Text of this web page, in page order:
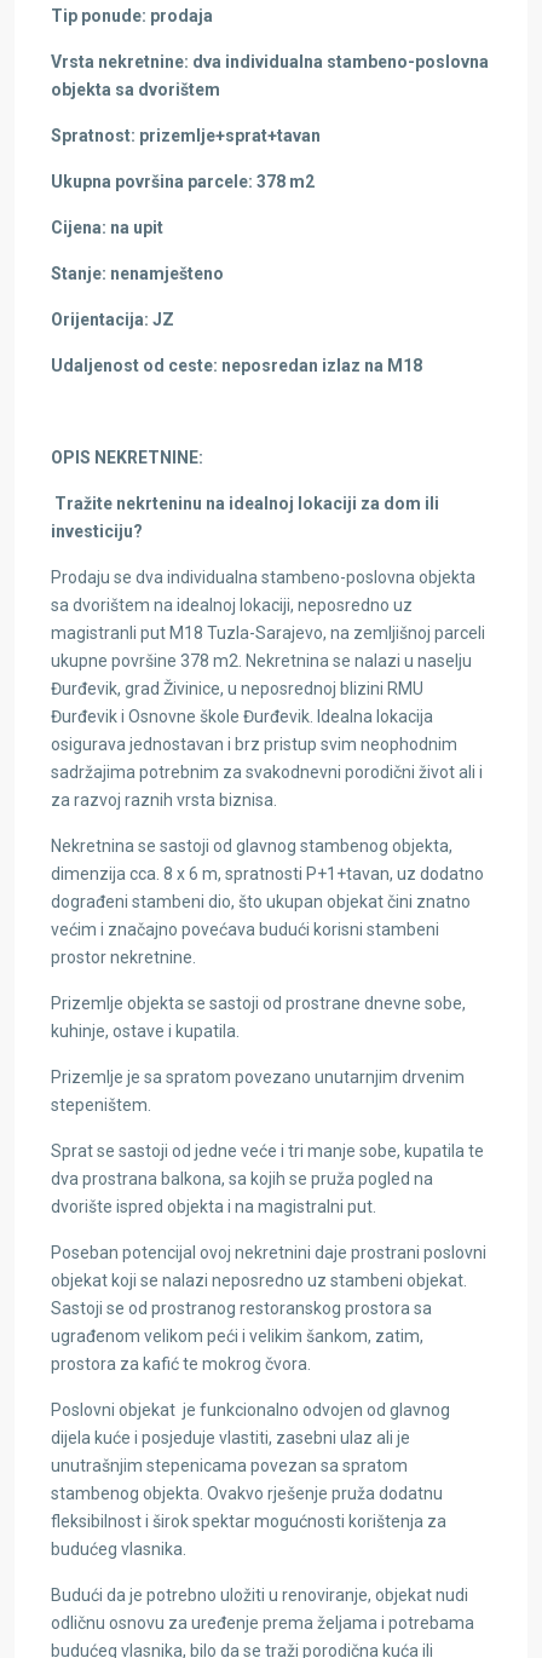
Tip ponude: prodaja
Vrsta nekretnine: dva individualna stambeno-poslovna
objekta sa dvorištem
Spratnost: prizemlje+sprat+tavan
Ukupna površina parcele: 378 m2
Cijena: na upit
Stanje: nenamješteno
Orijentacija: JZ
Udaljenost od ceste: neposredan izlaz na M18
OPIS NEKRETNINE:
Tražite nekrteninu na idealnoj lokaciji za dom ili
investiciju?
Prodaju se dva individualna stambeno-poslovna objekta
sa dvorištem na idealnoj lokaciji, neposredno uz
magistranli put M18 Tuzla-Sarajevo, na zemljišnoj parceli
ukupne površine 378 m2. Nekretnina se nalazi u naselju
Đurđevik, grad Živinice, u neposrednoj blizini RMU
Đurđevik i Osnovne škole Đurđevik. Idealna lokacija
osigurava jednostavan i brz pristup svim neophodnim
sadržajima potrebnim za svakodnevni porodični život ali i
za razvoj raznih vrsta biznisa.
Nekretnina se sastoji od glavnog stambenog objekta,
dimenzija cca. 8 x 6 m, spratnosti P+1+tavan, uz dodatno
dograđeni stambeni dio, što ukupan objekat čini znatno
većim i značajno povećava budući korisni stambeni
prostor nekretnine.
Prizemlje objekta se sastoji od prostrane dnevne sobe,
kuhinje, ostave i kupatila.
Prizemlje je sa spratom povezano unutarnjim drvenim
stepeništem.
Sprat se sastoji od jedne veće i tri manje sobe, kupatila te
dva prostrana balkona, sa kojih se pruža pogled na
dvorište ispred objekta i na magistralni put.
Poseban potencijal ovoj nekretnini daje prostrani poslovni
objekat koji se nalazi neposredno uz stambeni objekat.
Sastoji se od prostranog restoranskog prostora sa
ugrađenom velikom peći i velikim šankom, zatim,
prostora za kafić te mokrog čvora.
Poslovni objekat je funkcionalno odvojen od glavnog
dijela kuće i posjeduje vlastiti, zasebni ulaz ali je
unutrašnjim stepenicama povezan sa spratom
stambenog objekta. Ovakvo rješenje pruža dodatnu
fleksibilnost i širok spektar mogućnosti korištenja za
budućeg vlasnika.
Budući da je potrebno uložiti u renoviranje, objekat nudi
odličnu osnovu za uređenje prema željama i potrebama
budućeg vlasnika, bilo da se traži porodična kuća ili